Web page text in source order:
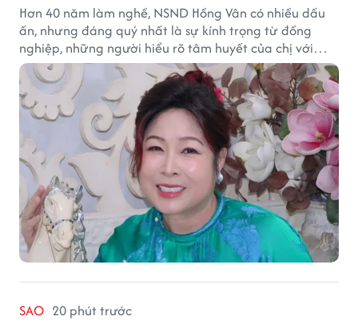
Hơn 40 năm làm nghề, NSND Hồng Vân có nhiều dấu
ấn, nhưng đáng quý nhất là sự kính trọng từ đồng
nghiệp, những người hiểu rõ tâm huyết của chị với
nghệ thuật.
SAO 20 phút trước